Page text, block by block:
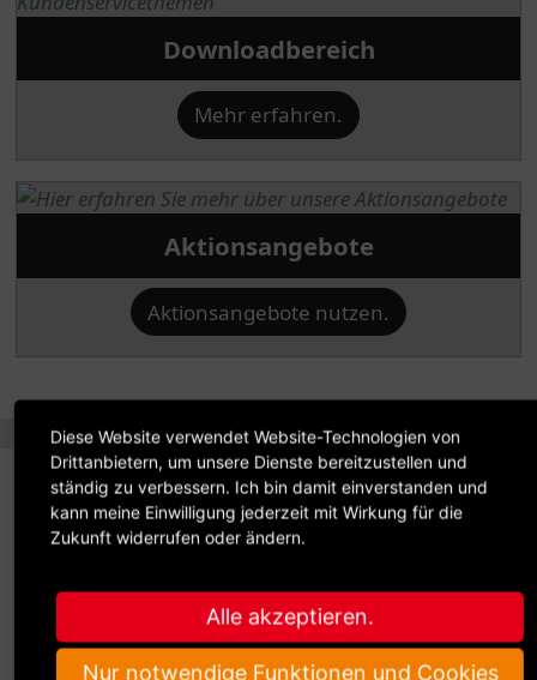
Downloadbereich
Mehr erfahren.
Aktionsangebote
Aktionsangebote nutzen.
So einfach kann Service sein –
Diese Website verwendet Website-Technologien von
Drittanbietern, um unsere Dienste bereitzustellen und
ständig zu verbessern. Ich bin damit einverstanden und
kann meine Einwilligung jederzeit mit Wirkung für die
Zukunft widerrufen oder ändern.
Alle akzeptieren.
Nur notwendige Funktionen und Cookies